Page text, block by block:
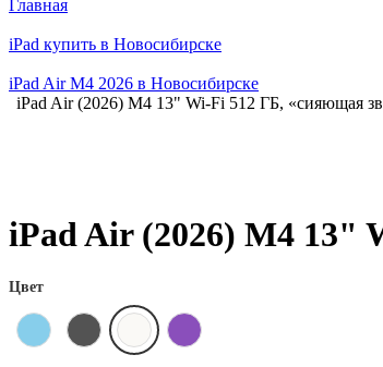
Главная
iPad купить в Новосибирске
iPad Air M4 2026 в Новосибирске
iPad Air (2026) M4 13" Wi-Fi 512 ГБ, «сияющая
iPad Air (2026) M4 13"
Цвет